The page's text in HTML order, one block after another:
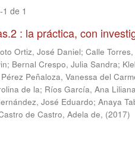
de 1
: la práctica, con
Ortiz, José Daniel; Calle
; Bernal Crespo, Julia Sandra;
Pérez Peñaloza, Vanessa del
de la; Ríos García, Ana
José Eduardo; Anaya
de Castro, Adela de, (2017)